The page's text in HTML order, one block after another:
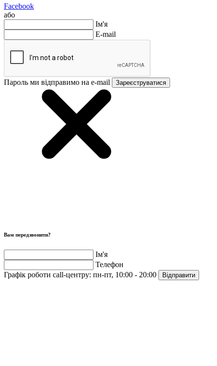
Facebook
або
Ім'я
E-mail
Пароль ми відправимо на e-mail Зареєструватися
Вам передзвонити?
Ім'я
Телефон
Графік роботи call-центру: пн-пт, 10:00 - 20:00 Відправити